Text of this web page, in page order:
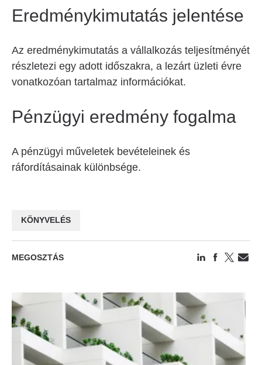
Eredménykimutatás jelentése
Az eredménykimutatás a vállalkozás teljesítményét
részletezi egy adott időszakra, a lezárt üzleti évre
vonatkozóan tartalmaz információkat.
Pénzügyi eredmény fogalma
A pénzügyi műveletek bevételeinek és
ráfordításainak különbsége.
KÖNYVELÉS
MEGOSZTÁS